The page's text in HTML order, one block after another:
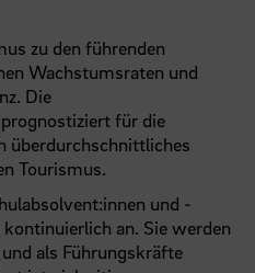
zu den führenden
Wachstumsraten und
Die
für die
überdurchschnittliches
Tourismus.
und -
an. Sie werden
als Führungskräfte